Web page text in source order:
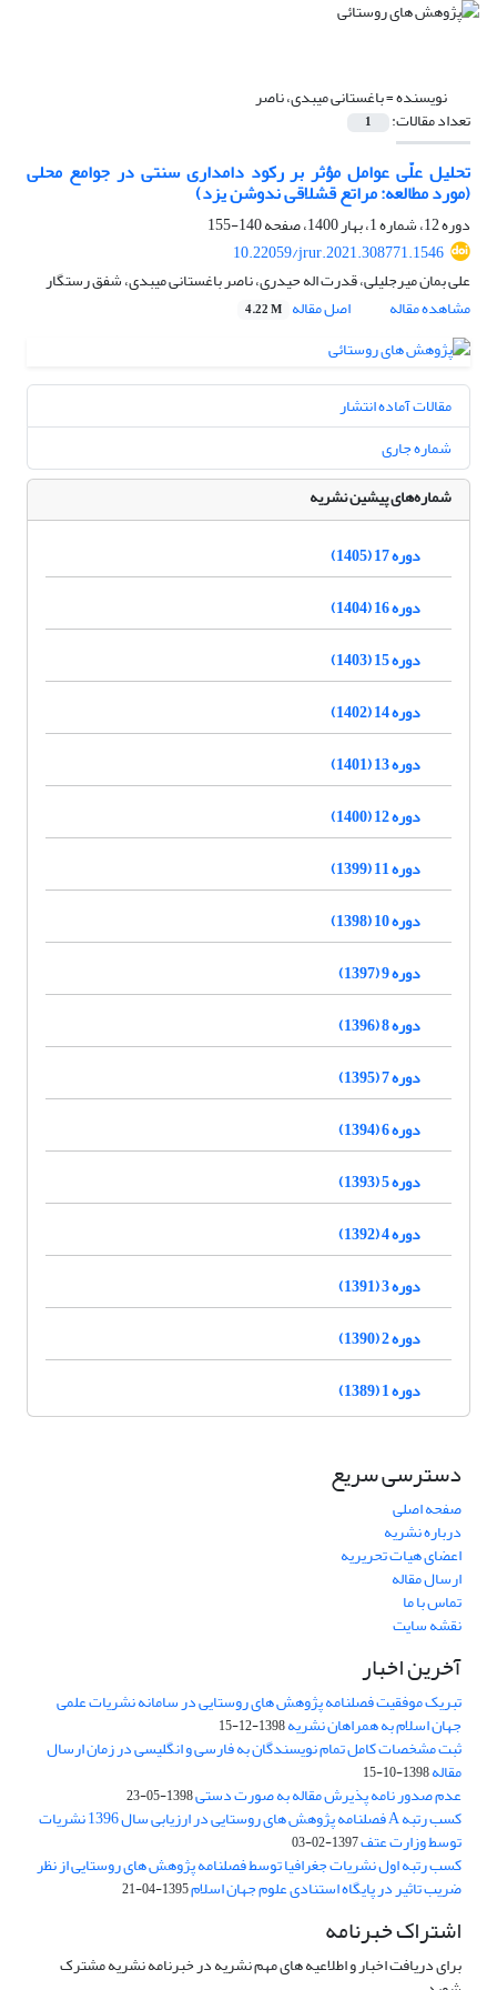
نویسنده =باغستانی میبدی، ناصر
تعداد مقالات: 1
تحلیل علّی عوامل مؤثر بر رکود دامداری سنتی در جوامع محلی
(مورد مطالعه: مراتع قشلاقی ندوشن یزد)
دوره 12، شماره 1، بهار 1400، صفحه
140-155
10.22059/jrur.2021.308771.1546
علی بمان میرجلیلی، قدرت اله حیدری، ناصر باغستانی میبدی، شفق رستگار
مشاهده مقاله
اصل مقاله 4.22 M
مقالات آماده انتشار
شماره جاری
شماره‌های پیشین نشریه
دوره 17 (1405)
دوره 16 (1404)
دوره 15 (1403)
دوره 14 (1402)
دوره 13 (1401)
دوره 12 (1400)
دوره 11 (1399)
دوره 10 (1398)
دوره 9 (1397)
دوره 8 (1396)
دوره 7 (1395)
دوره 6 (1394)
دوره 5 (1393)
دوره 4 (1392)
دوره 3 (1391)
دوره 2 (1390)
دوره 1 (1389)
دسترسی سریع
صفحه اصلی
درباره نشریه
اعضای هیات تحریریه
ارسال مقاله
تماس با ما
نقشه سایت
آخرین اخبار
تبریک موفقیت فصلنامه پژوهش های روستایی در سامانه نشریات علمی
جهان اسلام به همراهان نشریه1398-12-15
ثبت مشخصات کامل تمام نویسندگان به فارسی و انگلیسی در زمان ارسال
مقاله1398-10-15
عدم صدور نامه پذیرش مقاله به صورت دستی1398-05-23
کسب رتبه A فصلنامه پژوهش های روستایی در ارزیابی سال 1396 نشریات
توسط وزارت عتف1397-02-03
کسب رتبه اول نشریات جغرافیا توسط فصلنامه پژوهش های روستایی از نظر
ضریب تاثیر در پایگاه استنادی علوم جهان اسلام1395-04-21
اشتراک خبرنامه
برای دریافت اخبار و اطلاعیه های مهم نشریه در خبرنامه نشریه مشترک